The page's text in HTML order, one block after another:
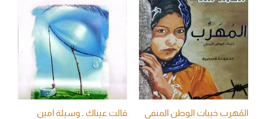
المُهرٍٍٍٍٍِِِِِِب خيبات الوطن المنفي
قالت عيناك ـ وسيلة امين